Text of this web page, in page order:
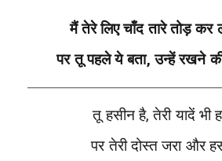
मैं तेरे लिए चाँद तारे तोड़ कर
पर तू पहले ये बता, उन्हें रखने
तू हसीन है, तेरी यादें भी
पर तेरी दोस्त जरा और